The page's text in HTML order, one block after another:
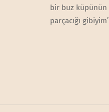
bir buz
parçacığı gibiyim’